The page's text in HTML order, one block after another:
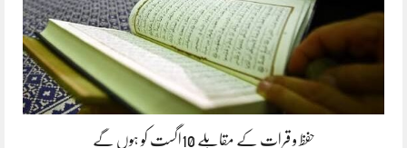
حفظ و قرات کے مقابلے 10اگست کو ہوں گے